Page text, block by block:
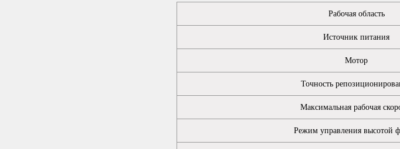
Рабочая область
Источник питания
Мотор
Точность
Максимальная рабочая
Режим управления высотой